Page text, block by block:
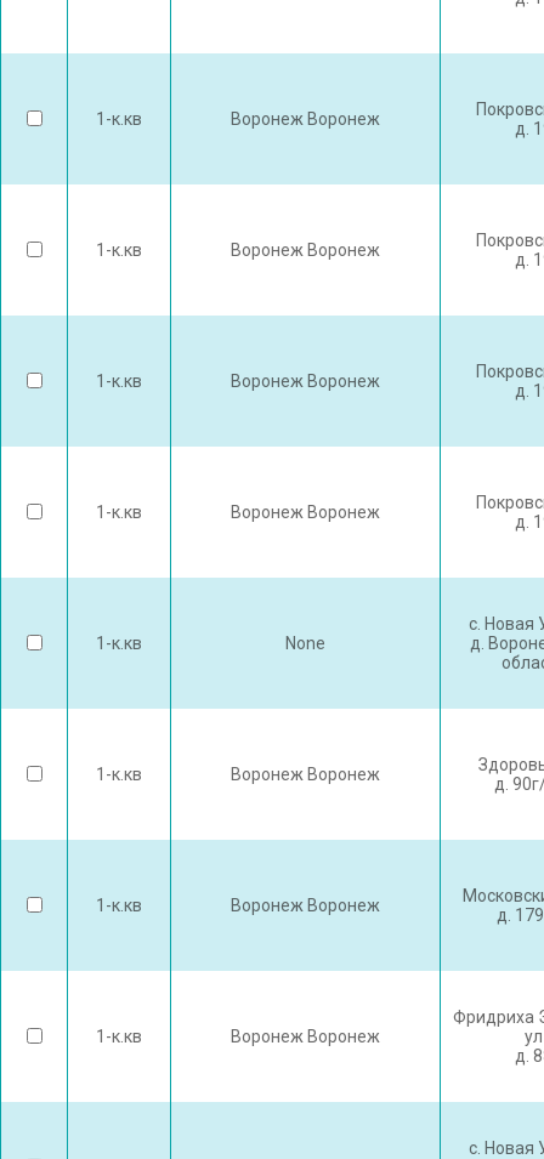
1-к.кв Воронеж Воронеж
д.
1-к.кв Воронеж Воронеж
д.
1-к.кв Воронеж Воронеж
д.
1-к.кв Воронеж Воронеж
д.
1-к.кв None
с. Новая
д.
1-к.кв Воронеж Воронеж
д.
1-к.кв Воронеж Воронеж
д.
1-к.кв Воронеж Воронеж
Фридриха
ул
д.
с. Новая